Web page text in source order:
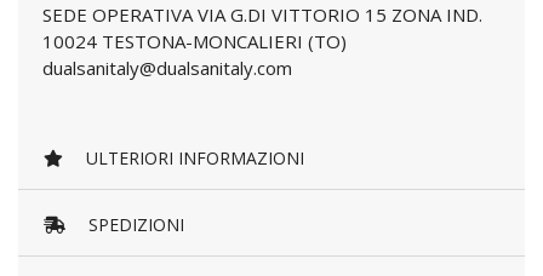
SEDE OPERATIVA VIA G.DI VITTORIO 15 ZONA IND.
10024 TESTONA-MONCALIERI (TO)
dualsanitaly@dualsanitaly.com
ULTERIORI INFORMAZIONI
SPEDIZIONI